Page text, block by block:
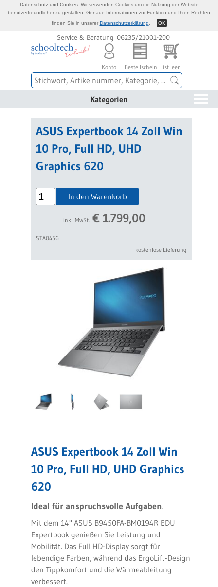
Service & Beratung 06235/21001-200
Konto Bestellschein ist leer
Kategorien
ASUS Expertbook 14 Zoll Win
10 Pro, Full HD, UHD
Graphics 620
In den Warenkorb
inkl. MwSt. € 1.799,00
STA0456
kostenlose Lieferung
ASUS Expertbook 14 Zoll Win
10 Pro, Full HD, UHD Graphics
620
Ideal für anspruchsvolle Aufgaben.
Mit dem 14" ASUS B9450FA-BM0194R EDU
Expertbook genießen Sie Leistung und
Mobilität. Das Full HD-Display sorgt für
lebendige Farben, während das ErgoLift-Design
den Tippkomfort und die Wärmeableitung
verbessert.
Datenschutz und Cookies: Wir verwenden Cookies um die Nutzung der Website
benutzerfreundlicher zu gestalten. Genaue Informationen zur Funktion und Ihren Rechten
finden Sie in unserer Datenschutzerklärung OK